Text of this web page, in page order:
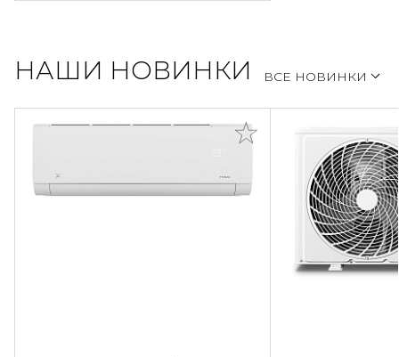
НАШИ НОВИНКИ ВСЕ НОВИНКИ